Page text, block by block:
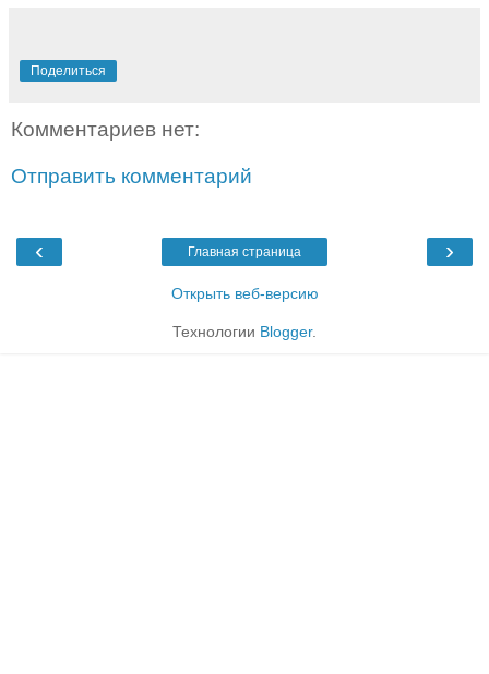
Поделиться
Комментариев нет:
Отправить комментарий
‹ ›
Главная страница
Открыть веб-версию
Технологии Blogger.